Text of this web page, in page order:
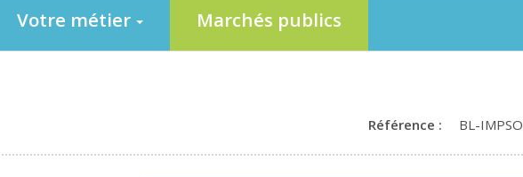
Votre métier Marchés publics
Référence : BL-IMPSO